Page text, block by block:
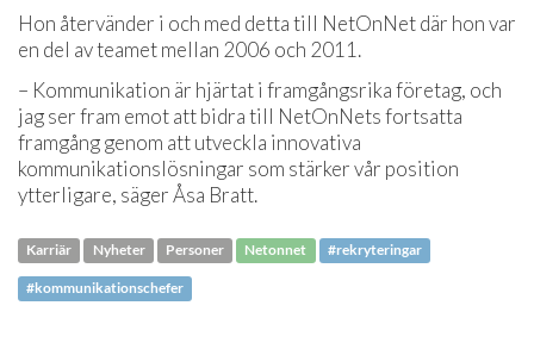
Hon återvänder i och med detta till NetOnNet där hon var
en del av teamet mellan 2006 och 2011.
– Kommunikation är hjärtat i framgångsrika företag, och
jag ser fram emot att bidra till NetOnNets fortsatta
framgång genom att utveckla innovativa
kommunikationslösningar som stärker vår position
ytterligare, säger Åsa Bratt.
Karriär Nyheter Personer Netonnet #rekryteringar
#kommunikationschefer